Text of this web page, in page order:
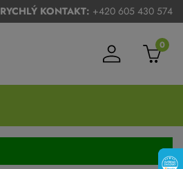
RYCHLÝ KONTAKT: +420 605 430 574
0